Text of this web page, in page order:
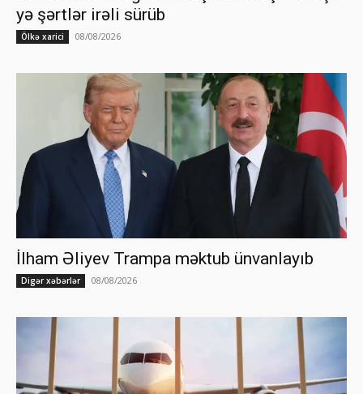
yə şərtlər irəli sürüb
Ölkə xarici 08/08/2026
İlham Əliyev Trampa məktub ünvanlayıb
Digər xəbərlər 08/08/2026